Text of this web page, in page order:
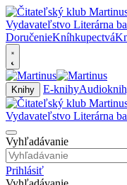
DoručenieKníhkupectvá
Knihy E-knihy
Vyhľadávanie
Prihlásiť